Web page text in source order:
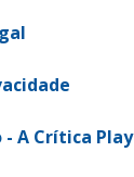
- A Crítica Play